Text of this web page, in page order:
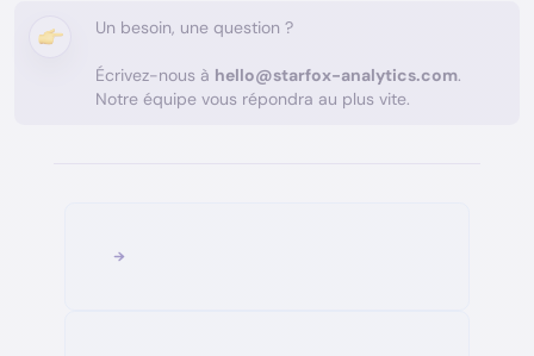
Un besoin, une question ?
Écrivez-nous à hello@starfox-analytics.com.
Notre équipe vous répondra au plus vite.